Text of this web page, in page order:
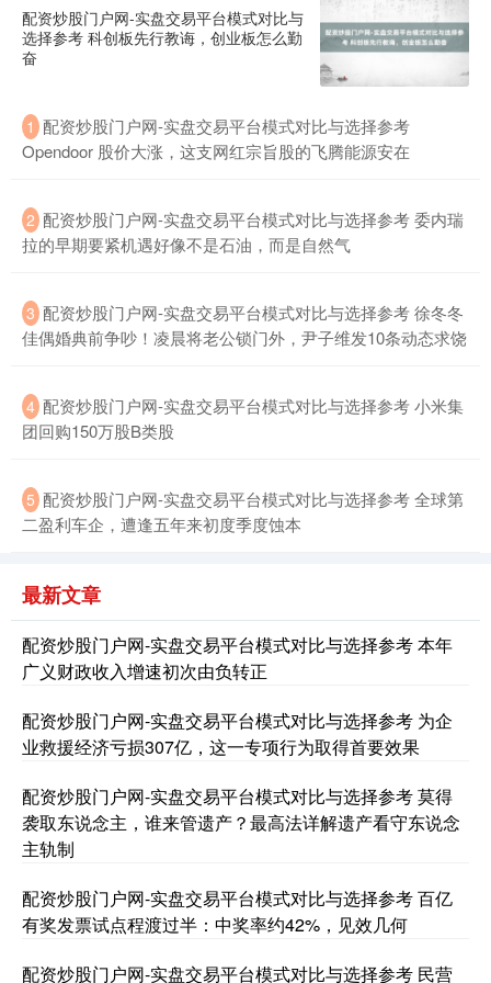
配资炒股门户网-实盘交易平台模式对比与
选择参考 科创板先行教诲，创业板怎么勤
奋
1 配资炒股门户网-实盘交易平台模式对比与选择参考
Opendoor 股价大涨，这支网红宗旨股的飞腾能源安在
2 配资炒股门户网-实盘交易平台模式对比与选择参考 委内瑞
拉的早期要紧机遇好像不是石油，而是自然气
3 配资炒股门户网-实盘交易平台模式对比与选择参考 徐冬冬
佳偶婚典前争吵！凌晨将老公锁门外，尹子维发10条动态求饶
4 配资炒股门户网-实盘交易平台模式对比与选择参考 小米集
团回购150万股B类股
5 配资炒股门户网-实盘交易平台模式对比与选择参考 全球第
二盈利车企，遭逢五年来初度季度蚀本
最新文章
配资炒股门户网-实盘交易平台模式对比与选择参考 本年
广义财政收入增速初次由负转正
配资炒股门户网-实盘交易平台模式对比与选择参考 为企
业救援经济亏损307亿，这一专项行为取得首要效果
配资炒股门户网-实盘交易平台模式对比与选择参考 莫得
袭取东说念主，谁来管遗产？最高法详解遗产看守东说念
主轨制
配资炒股门户网-实盘交易平台模式对比与选择参考 百亿
有奖发票试点程渡过半：中奖率约42%，见效几何
配资炒股门户网-实盘交易平台模式对比与选择参考 民营